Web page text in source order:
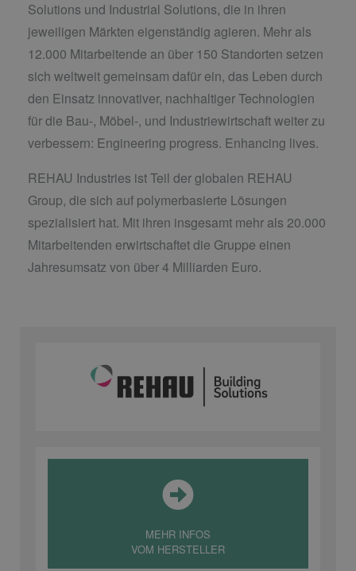
Solutions und Industrial Solutions, die in ihren
jeweiligen Märkten eigenständig agieren. Mehr als
12.000 Mitarbeitende an über 150 Standorten setzen
sich weltweit gemeinsam dafür ein, das Leben durch
den Einsatz innovativer, nachhaltiger Technologien
für die Bau-, Möbel-, und Industriewirtschaft weiter zu
verbessern: Engineering progress. Enhancing lives.
REHAU Industries ist Teil der globalen REHAU
Group, die sich auf polymerbasierte Lösungen
spezialisiert hat. Mit ihren insgesamt mehr als 20.000
Mitarbeitenden erwirtschaftet die Gruppe einen
Jahresumsatz von über 4 Milliarden Euro.
MEHR INFOS
VOM HERSTELLER